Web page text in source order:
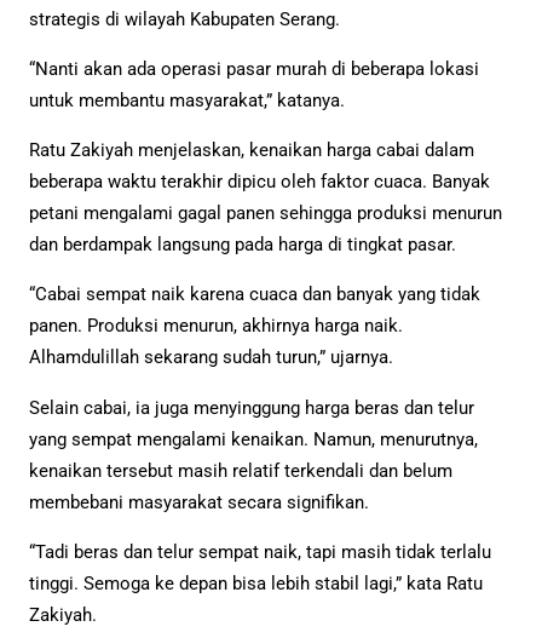
strategis di wilayah Kabupaten Serang.
“Nanti akan ada operasi pasar murah di beberapa lokasi
untuk membantu masyarakat,” katanya.
Ratu Zakiyah menjelaskan, kenaikan harga cabai dalam
beberapa waktu terakhir dipicu oleh faktor cuaca. Banyak
petani mengalami gagal panen sehingga produksi menurun
dan berdampak langsung pada harga di tingkat pasar.
“Cabai sempat naik karena cuaca dan banyak yang tidak
panen. Produksi menurun, akhirnya harga naik.
Alhamdulillah sekarang sudah turun,” ujarnya.
Selain cabai, ia juga menyinggung harga beras dan telur
yang sempat mengalami kenaikan. Namun, menurutnya,
kenaikan tersebut masih relatif terkendali dan belum
membebani masyarakat secara signifikan.
“Tadi beras dan telur sempat naik, tapi masih tidak terlalu
tinggi. Semoga ke depan bisa lebih stabil lagi,” kata Ratu
Zakiyah.